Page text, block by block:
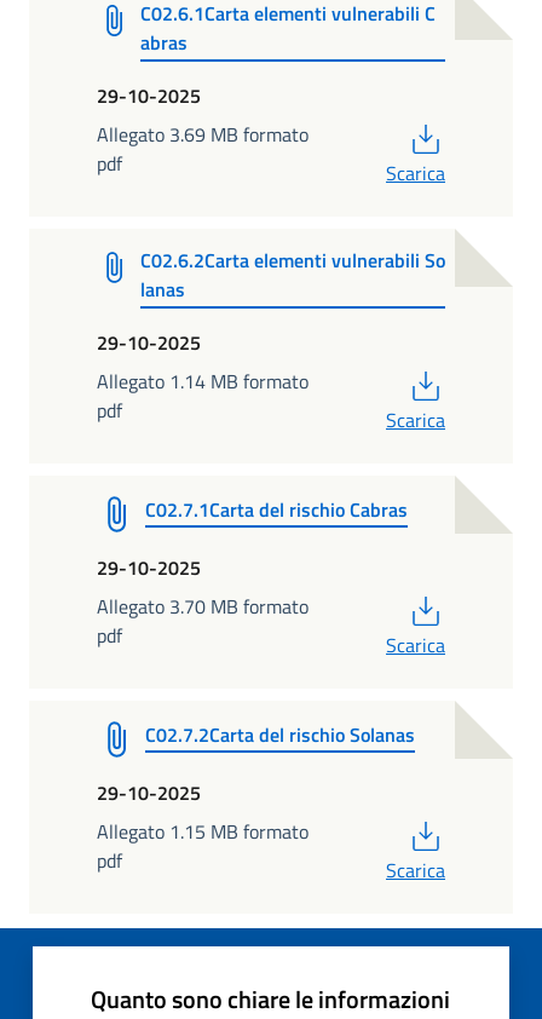
C02.6.1Carta elementi vulnerabili C
abras
29-10-2025
Allegato 3.69 MB formato
pdf
Scarica
C02.6.2Carta elementi vulnerabili So
lanas
29-10-2025
Allegato 1.14 MB formato
pdf
Scarica
C02.7.1Carta del rischio Cabras
29-10-2025
Allegato 3.70 MB formato
pdf
Scarica
C02.7.2Carta del rischio Solanas
29-10-2025
Allegato 1.15 MB formato
pdf
Scarica
Quanto sono chiare le informazioni